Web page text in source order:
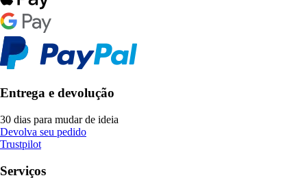
Entrega e devolução
30 dias para mudar de ideia
Devolva seu pedido
Trustpilot
Serviços